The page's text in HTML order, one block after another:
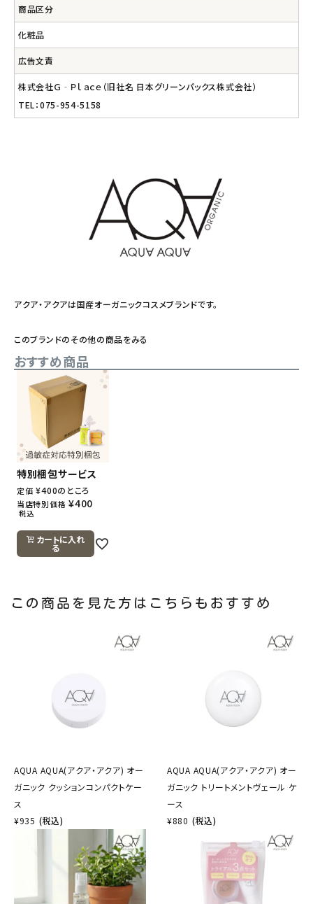
商品区分
化粧品
広告文責
株式会社Ｇ‐Ｐｌａｃｅ（旧社名 日本グリーンパックス株式会社）
TEL：075-954-5158
アクア・アクアは国産オーガニックコスメブランドです。
このブランドのその他の商品をみる
おすすめ商品
特別梱包サービス
定価 ¥400のところ
当店特別価格 ¥400
税込
カートに入れ
る
この商品を見た方はこちらもおすすめ
AQUA AQUA(アクア・アクア) オー
ガニック クッションコンパクトケー
ス
¥935 (税込)
AQUA AQUA(アクア・アクア) オー
ガニック トリートメントヴェール ケ
ース
¥880 (税込)